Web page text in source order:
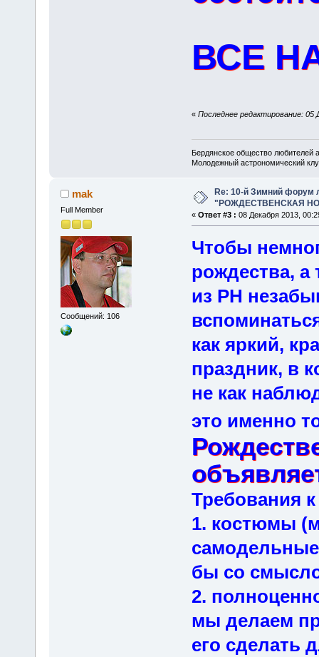
ВСЕ
« Последнее редактирование: 05
Бердянское общество любителей
Молодежный астрономический
mak
Full Member
Сообщений: 106
Re: 10-й Зимний форум
"РОЖДЕСТВЕНСКАЯ
« Ответ #3 : 08 Декабря 2013,
Чтобы
рождества, а
из РН
как яркий,
праздник, в
не как
это именно
Требования
1. костюмы
бы со
2.
мы делаем
его сделать